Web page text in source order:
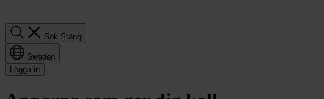
Sök Stäng
Sweden
Logga in